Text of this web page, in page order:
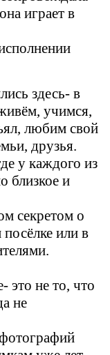
играет в
здесь- в
учимся,
любим свой
друзья.
у каждого из
близкое и
секретом о
или в
это не то, что
не